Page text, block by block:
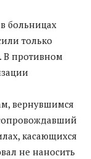
больницах
только
В противном
вернувшимся
касающихся
не наносить